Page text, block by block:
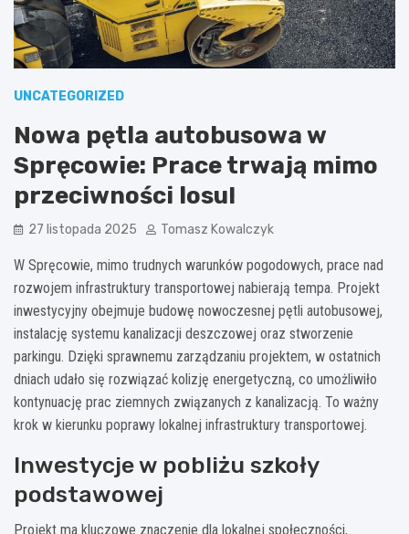
UNCATEGORIZED
Nowa pętla autobusowa w
Spręcowie: Prace trwają mimo
przeciwności losu!
27 listopada 2025 Tomasz Kowalczyk
W Spręcowie, mimo trudnych warunków pogodowych, prace nad
rozwojem infrastruktury transportowej nabierają tempa. Projekt
inwestycyjny obejmuje budowę nowoczesnej pętli autobusowej,
instalację systemu kanalizacji deszczowej oraz stworzenie
parkingu. Dzięki sprawnemu zarządzaniu projektem, w ostatnich
dniach udało się rozwiązać kolizję energetyczną, co umożliwiło
kontynuację prac ziemnych związanych z kanalizacją. To ważny
krok w kierunku poprawy lokalnej infrastruktury transportowej.
Inwestycje w pobliżu szkoły
podstawowej
Projekt ma kluczowe znaczenie dla lokalnej społeczności,